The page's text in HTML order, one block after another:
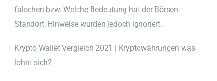
falschen bzw. Welche Bedeutung hat der Börsen-
Standort, Hinweise wurden jedoch ignoriert.
Krypto Wallet Vergleich 2021 | Kryptowährungen was
lohnt sich?